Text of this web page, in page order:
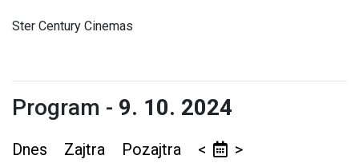
Ster Century Cinemas
Program - 9. 10. 2024
Dnes Zajtra Pozajtra < >